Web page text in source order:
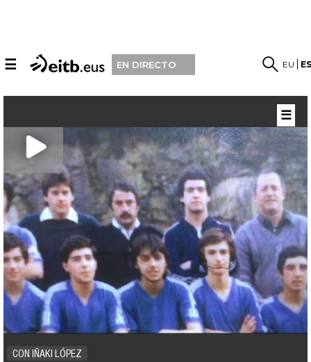
☰ EN DIRECTO EU
CON IÑAKI LÓPEZ
☰